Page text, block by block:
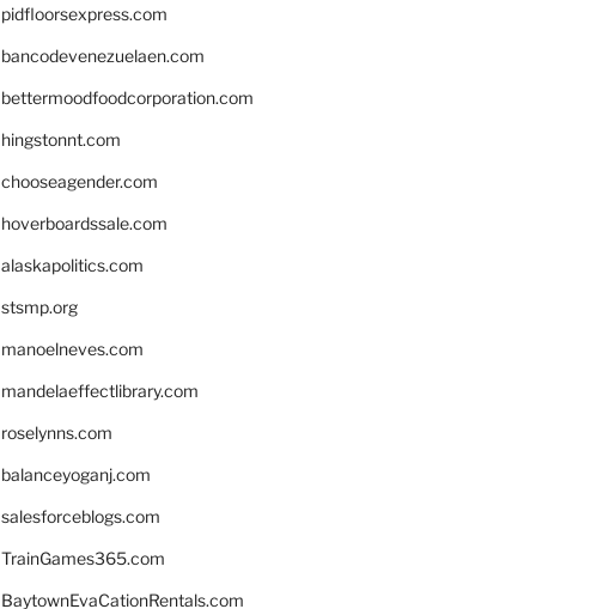
pidfloorsexpress.com
bancodevenezuelaen.com
bettermoodfoodcorporation.com
hingstonnt.com
chooseagender.com
hoverboardssale.com
alaskapolitics.com
stsmp.org
manoelneves.com
mandelaeffectlibrary.com
roselynns.com
balanceyoganj.com
salesforceblogs.com
TrainGames365.com
BaytownEvaCationRentals.com